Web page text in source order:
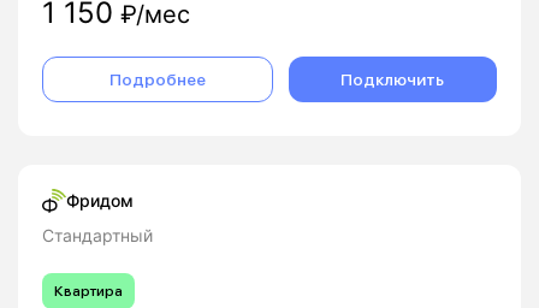
1 150 ₽/мес
Подробнее Подключить
Фридом
Стандартный
Квартира